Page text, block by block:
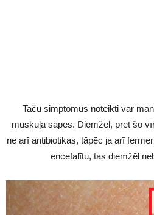
Taču simptomus noteikti var
muskuļa sāpes. Diemžēl, pret šo
ne arī antibiotikas, tāpēc ja arī
encefalītu, tas diemžēl